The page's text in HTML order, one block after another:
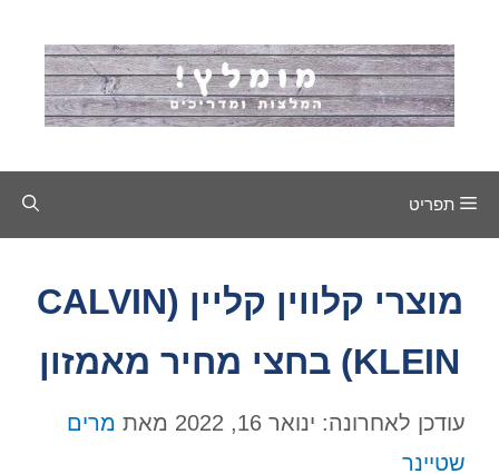
לתוכן
תפריט
מוצרי קלווין קליין (CALVIN
KLEIN) בחצי מחיר מאמזון
עודכן לאחרונה: ינואר 16, 2022 מאת מרים
שטיינר